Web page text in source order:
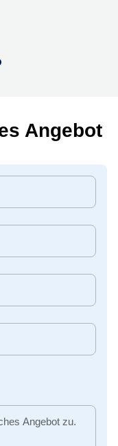
Angebot